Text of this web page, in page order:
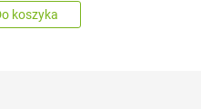
koszyka